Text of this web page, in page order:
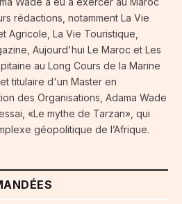
rédactions, notamment La Vie
Agricole, La Vie Touristique,
Aujourd'hui Le Maroc et Les
au Long Cours de la Marine
titulaire d'un Master en
des Organisations, Adama Wade
«Le mythe de Tarzan», qui
géopolitique de l’Afrique.